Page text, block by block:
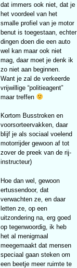
dat immers ook niet, dat je
het voordeel van het
smalle profiel van je motor
benut is toegestaan, echter
dingen doen die een auto
wel kan maar ook niet
mag, daar moet je denk ik
zo niet aan beginnen.
Want je zal de verkeerde
vrijwillige “politieagent”
maar treffen
Kortom Busstroken en
voorsorteervakken, daar
blijf je als sociaal voelend
motorrijder gewoon af tot
zover de preek van de rij-
instructeur)
Hoe dan wel, gewoon
ertussendoor, dat
verwachten ze, en daar
letten ze, op een
uitzondering na, erg goed
op tegenwoordig, ik heb
het al menigmaal
meegemaakt dat mensen
speciaal gaan steken om
een beetje meer ruimte te